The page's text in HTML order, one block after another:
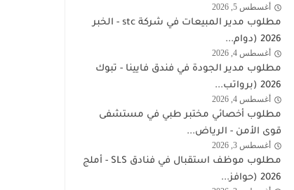
اليوم
stc
توظيف
أغسطس 5, 2026
مطلوب مدير المبيعات في شركة stc - الخبر
2026 (دوام...
وظائف
السعودية
اليوم
أغسطس 4, 2026
مطلوب مدير الجودة في فندق فايينا - تبوك
2026 (برواتب...
قوى
الامن
توظيف
أغسطس 4, 2026
مطلوب أخصائي مختبر طبي في مستشفى
قوى الأمن - الرياض...
وظائف
السعودية
أغسطس 3, 2026
مطلوب موظف استقبال في فنادق SLS - أملج
2026 (حوافز...